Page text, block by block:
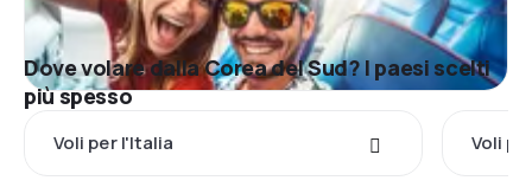
Dove volare dalla Corea del Sud? I paesi scelti
più spesso
Voli per l'Italia Voli